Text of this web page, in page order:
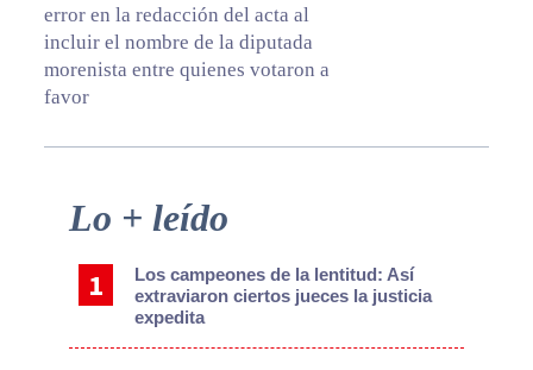
error en la redacción del acta al
incluir el nombre de la diputada
morenista entre quienes votaron a
favor
Primary
Sidebar
Lo + leído
Los campeones de la lentitud: Así
extraviaron ciertos jueces la justicia
expedita